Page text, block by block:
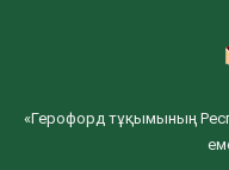
«Герофорд тұқымының